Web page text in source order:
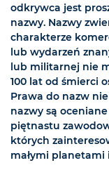
odkrywca jest
nazwy. Nazwy
charakterze
lub wydarzeń
lub militarnej nie
100 lat od śmierci
Prawa do nazw
nazwy są
piętnastu
których
małymi